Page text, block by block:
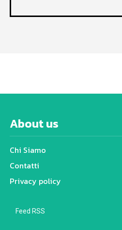
About us
Chi Siamo
Contatti
Privacy policy
Feed RSS